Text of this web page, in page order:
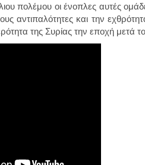
πολέμου οι ένοπλες αυτές
αντιπαλότητες και την
της Συρίας την εποχή μετά